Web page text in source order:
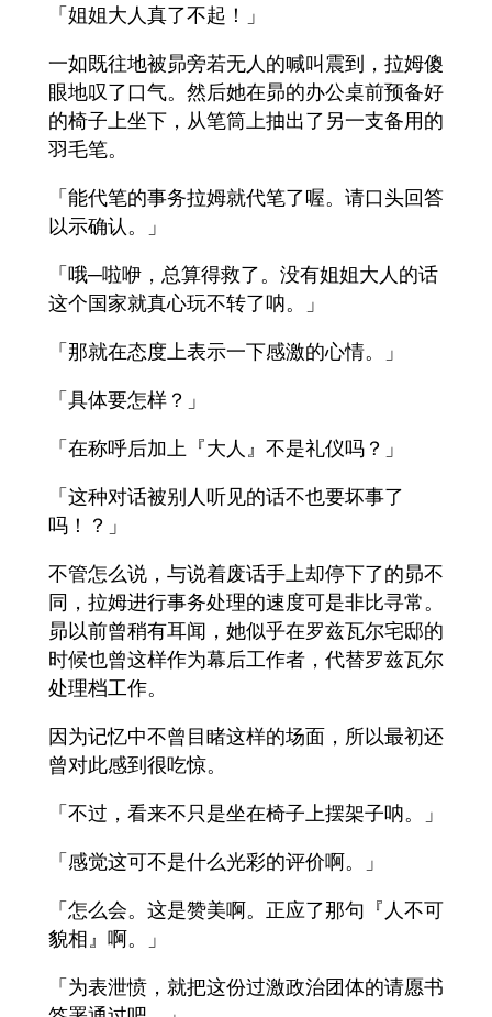
「姐姐大人真了不起！」
一如既往地被昴旁若无人的喊叫震到，拉姆傻
眼地叹了口气。然后她在昴的办公桌前预备好
的椅子上坐下，从笔筒上抽出了另一支备用的
羽毛笔。
「能代笔的事务拉姆就代笔了喔。请口头回答
以示确认。」
「哦─啦咿，总算得救了。没有姐姐大人的话
这个国家就真心玩不转了呐。」
「那就在态度上表示一下感激的心情。」
「具体要怎样？」
「在称呼后加上『大人』不是礼仪吗？」
「这种对话被别人听见的话不也要坏事了
吗！？」
不管怎么说，与说着废话手上却停下了的昴不
同，拉姆进行事务处理的速度可是非比寻常。
昴以前曾稍有耳闻，她似乎在罗兹瓦尔宅邸的
时候也曾这样作为幕后工作者，代替罗兹瓦尔
处理档工作。
因为记忆中不曾目睹这样的场面，所以最初还
曾对此感到很吃惊。
「不过，看来不只是坐在椅子上摆架子呐。」
「感觉这可不是什么光彩的评价啊。」
「怎么会。这是赞美啊。正应了那句『人不可
貌相』啊。」
「为表泄愤，就把这份过激政治团体的请愿书